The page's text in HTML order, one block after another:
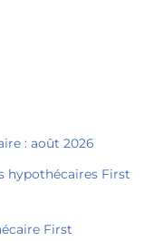
: août 2026
hypothécaires First
First